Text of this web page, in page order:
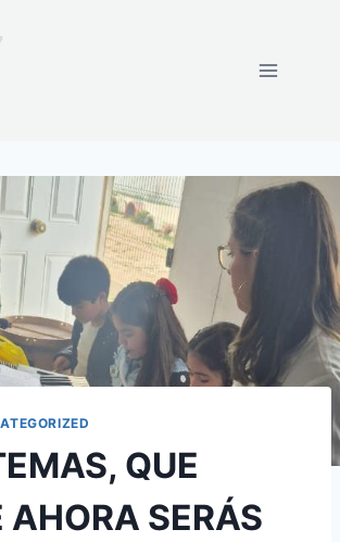
QUE
AHORA SERÁS